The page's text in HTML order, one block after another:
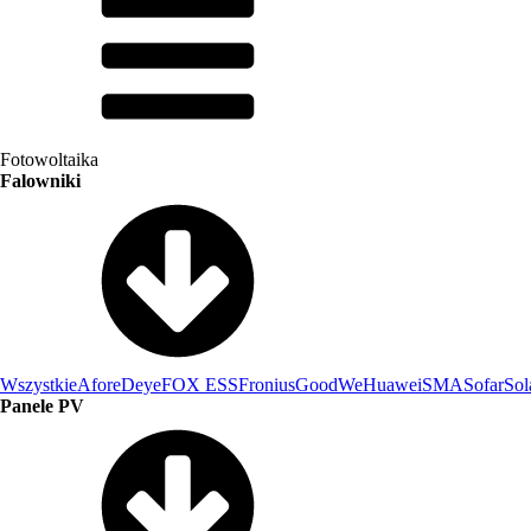
Fotowoltaika
Falowniki
WszystkieAforeDeyeFOX ESSFroniusGoodWeHuaweiSMASofar
Panele PV